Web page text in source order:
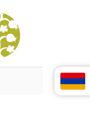
Abril
Books
Living
Armenian